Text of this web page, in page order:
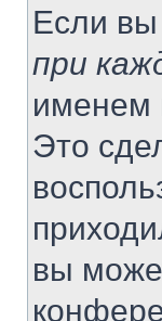
Если
при
именем
Это
вы